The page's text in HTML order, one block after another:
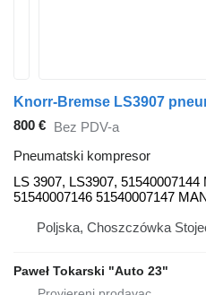
800 € Bez PDV-a
Pneumatski kompresor
LS 3907, LS3907,
51540007146 51540007147
Poljska, Choszczówka
Paweł Tokarski "Auto 23"